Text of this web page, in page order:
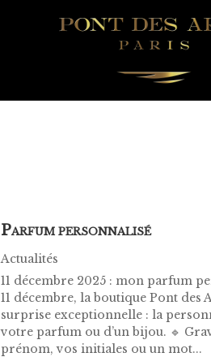
PARFUM PERSONNALISÉ
Actualités
11 décembre 2025 : mon parfum
11 décembre, la boutique Pont des
surprise exceptionnelle : la
votre parfum ou d’un bijou. 🔹
prénom, vos initiales ou un mot...